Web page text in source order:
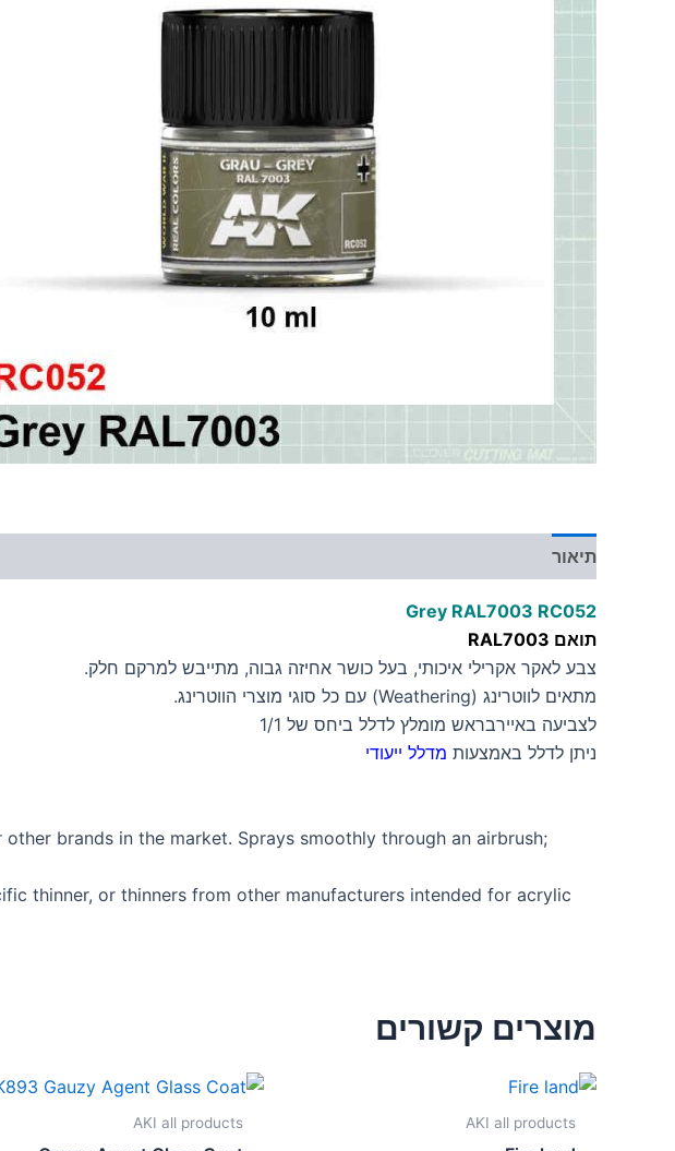
תיאור
Grey RAL7003 RC052
תואם RAL7003
צבע לאקר אקרילי איכותי, בעל כושר אחיזה גבוה, מתייבש למרקם חלק.
מתאים לווטרינג (Weathering) עם כל סוגי מוצרי הווטרינג.
לצביעה באיירבראש מומלץ לדלל ביחס של 1/1
ניתן לדלל באמצעות מדלל ייעודי
brands in the market. Sprays smoothly through an airbrush;
thinner, or thinners from other manufacturers intended for acrylic
מוצרים קשורים
AKI all products
AKI all products